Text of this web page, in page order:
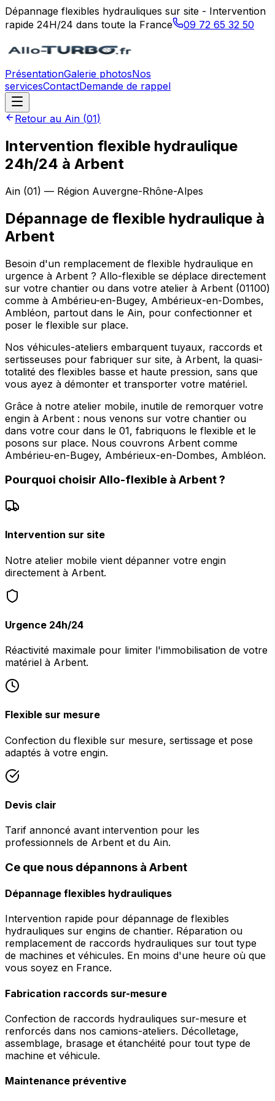
Dépannage flexibles hydrauliques sur site - Intervention
rapide 24H/24 dans toute la France
09 72 65 32 50
PrésentationGalerie photosNos
servicesContactDemande de rappel
Retour au Ain (01)
Intervention flexible hydraulique
24h/24 à Arbent
Ain (01) — Région Auvergne-Rhône-Alpes
Dépannage de flexible hydraulique à
Arbent
Besoin d'un remplacement de flexible hydraulique en
urgence à Arbent ? Allo-flexible se déplace directement
sur votre chantier ou dans votre atelier à Arbent (01100)
comme à Ambérieu-en-Bugey, Ambérieux-en-Dombes,
Ambléon, partout dans le Ain, pour confectionner et
poser le flexible sur place.
Nos véhicules-ateliers embarquent tuyaux, raccords et
sertisseuses pour fabriquer sur site, à Arbent, la quasi-
totalité des flexibles basse et haute pression, sans que
vous ayez à démonter et transporter votre matériel.
Grâce à notre atelier mobile, inutile de remorquer votre
engin à Arbent : nous venons sur votre chantier ou
dans votre cour dans le 01, fabriquons le flexible et le
posons sur place. Nous couvrons Arbent comme
Ambérieu-en-Bugey, Ambérieux-en-Dombes, Ambléon.
Pourquoi choisir Allo-flexible à Arbent?
Intervention sur site
Notre atelier mobile vient dépanner votre engin
directement à Arbent.
Urgence 24h/24
Réactivité maximale pour limiter l'immobilisation de votre
matériel à Arbent.
Flexible sur mesure
Confection du flexible sur mesure, sertissage et pose
adaptés à votre engin.
Devis clair
Tarif annoncé avant intervention pour les
professionnels de Arbent et du Ain.
Ce que nous dépannons à Arbent
Dépannage flexibles hydrauliques
Intervention rapide pour dépannage de flexibles
hydrauliques sur engins de chantier. Réparation ou
remplacement de raccords hydrauliques sur tout type
de machines et véhicules. En moins d'une heure où que
vous soyez en France.
Fabrication raccords sur-mesure
Confection de raccords hydrauliques sur-mesure et
renforcés dans nos camions-ateliers. Décolletage,
assemblage, brasage et étanchéité pour tout type de
machine et véhicule.
Maintenance préventive